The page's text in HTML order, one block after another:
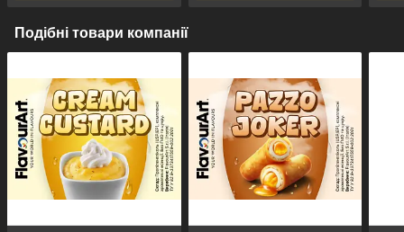
Подібні товари компанії